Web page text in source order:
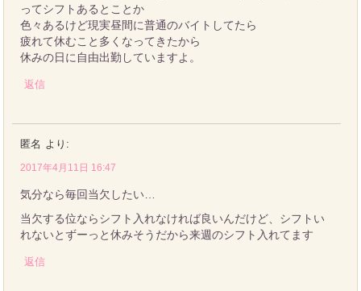
ってシフトあるとことか
色々あるけど現実昼間に普通のバイトしてたら
疲れて休むこと多くなってきたから
休みの日に自由出勤していますよ。
返信
匿名 より:
2017年4月11日 16:47
気分なら毎回当欠したい…
当欠する位ならシフト入れなければ良いんだけど、シフトい
れないとずーっと休みそうだから来週のシフト入れてます
返信